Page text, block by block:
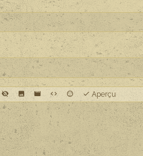
Aperçu